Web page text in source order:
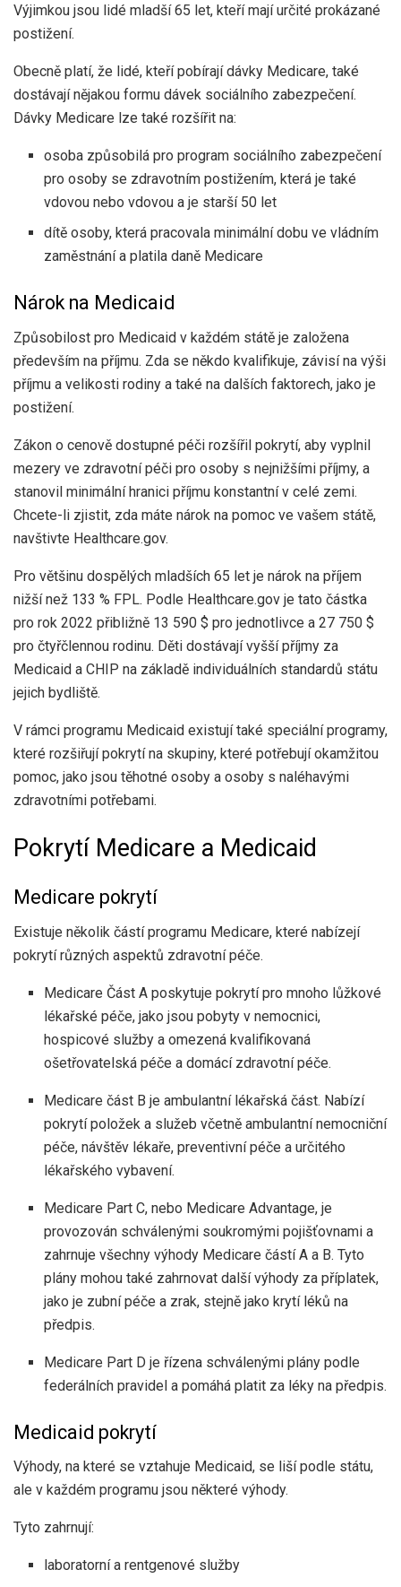
Výjimkou jsou lidé mladší 65 let, kteří mají určité prokázané
postižení.
Obecně platí, že lidé, kteří pobírají dávky Medicare, také
dostávají nějakou formu dávek sociálního zabezpečení.
Dávky Medicare lze také rozšířit na:
osoba způsobilá pro program sociálního zabezpečení
pro osoby se zdravotním postižením, která je také
vdovou nebo vdovou a je starší 50 let
dítě osoby, která pracovala minimální dobu ve vládním
zaměstnání a platila daně Medicare
Nárok na Medicaid
Způsobilost pro Medicaid v každém státě je založena
především na příjmu. Zda se někdo kvalifikuje, závisí na výši
příjmu a velikosti rodiny a také na dalších faktorech, jako je
postižení.
Zákon o cenově dostupné péči rozšířil pokrytí, aby vyplnil
mezery ve zdravotní péči pro osoby s nejnižšími příjmy, a
stanovil minimální hranici příjmu konstantní v celé zemi.
Chcete-li zjistit, zda máte nárok na pomoc ve vašem státě,
navštivte Healthcare.gov.
Pro většinu dospělých mladších 65 let je nárok na příjem
nižší než 133 % FPL. Podle Healthcare.gov je tato částka
pro rok 2022 přibližně 13 590 $ pro jednotlivce a 27 750 $
pro čtyřčlennou rodinu. Děti dostávají vyšší příjmy za
Medicaid a CHIP na základě individuálních standardů státu
jejich bydliště.
V rámci programu Medicaid existují také speciální programy,
které rozšiřují pokrytí na skupiny, které potřebují okamžitou
pomoc, jako jsou těhotné osoby a osoby s naléhavými
zdravotními potřebami.
Pokrytí Medicare a Medicaid
Medicare pokrytí
Existuje několik částí programu Medicare, které nabízejí
pokrytí různých aspektů zdravotní péče.
Medicare Část A poskytuje pokrytí pro mnoho lůžkové
lékařské péče, jako jsou pobyty v nemocnici,
hospicové služby a omezená kvalifikovaná
ošetřovatelská péče a domácí zdravotní péče.
Medicare část B je ambulantní lékařská část. Nabízí
pokrytí položek a služeb včetně ambulantní nemocniční
péče, návštěv lékaře, preventivní péče a určitého
lékařského vybavení.
Medicare Part C, nebo Medicare Advantage, je
provozován schválenými soukromými pojišťovnami a
zahrnuje všechny výhody Medicare částí A a B. Tyto
plány mohou také zahrnovat další výhody za příplatek,
jako je zubní péče a zrak, stejně jako krytí léků na
předpis.
Medicare Part D je řízena schválenými plány podle
federálních pravidel a pomáhá platit za léky na předpis.
Medicaid pokrytí
Výhody, na které se vztahuje Medicaid, se liší podle státu,
ale v každém programu jsou některé výhody.
Tyto zahrnují:
laboratorní a rentgenové služby